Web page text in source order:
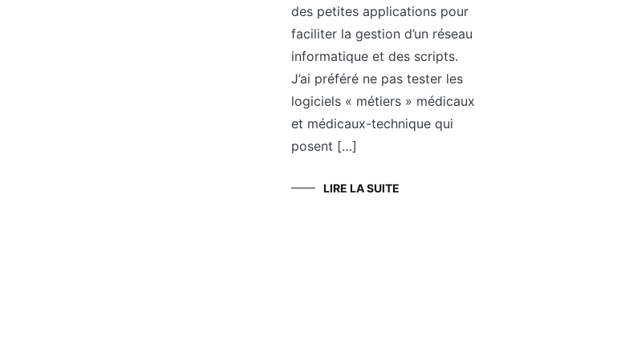
des petites applications pour
faciliter la gestion d’un réseau
informatique et des scripts.
J’ai préféré ne pas tester les
logiciels « métiers » médicaux
et médicaux-technique qui
posent […]
LIRE LA SUITE